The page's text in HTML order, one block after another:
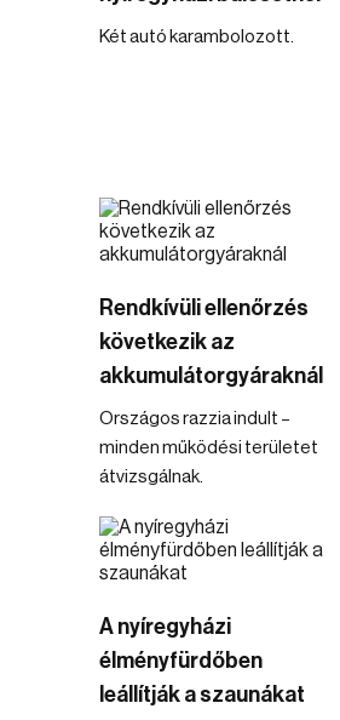
Két autó karambolozott.
Rendkívüli ellenőrzés
következik az
akkumulátorgyáraknál
Országos razzia indult –
minden működési területet
átvizsgálnak.
A nyíregyházi
élményfürdőben
leállítják a szaunákat